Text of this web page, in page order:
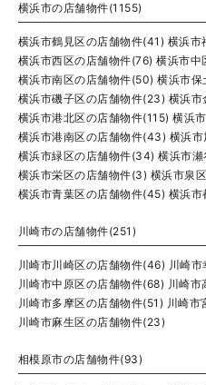
横浜市の店舗物件(1155)
横浜市鶴見区の店舗物件(41) 横浜市
横浜市西区の店舗物件(76) 横浜市中
横浜市南区の店舗物件(50) 横浜市保
横浜市磯子区の店舗物件(23) 横浜市
横浜市港北区の店舗物件(115) 横浜
横浜市港南区の店舗物件(43) 横浜
横浜市緑区の店舗物件(34) 横浜市
横浜市栄区の店舗物件(3) 横浜市泉
横浜市青葉区の店舗物件(45) 横浜市
川崎市の店舗物件(251)
川崎市川崎区の店舗物件(46) 川崎
川崎市中原区の店舗物件(68) 川崎市
川崎市多摩区の店舗物件(51) 川崎市
川崎市麻生区の店舗物件(23)
相模原市の店舗物件(93)